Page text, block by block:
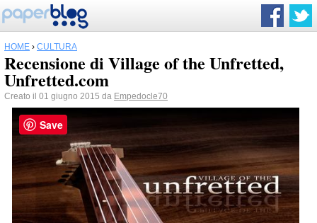
HOME › CULTURA
Recensione di Village of the Unfretted,
Unfretted.com
Creato il 01 giugno 2015 da Empedocle70
Save